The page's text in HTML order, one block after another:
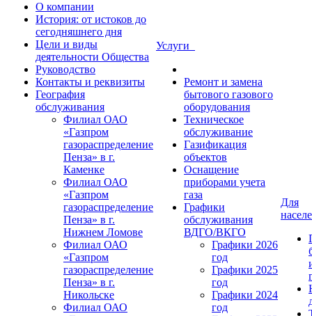
О компании
История: от истоков до
сегодняшнего дня
Цели и виды
деятельности Общества
Руководство
Контакты и реквизиты
География
обслуживания
Филиал ОАО
«Газпром
газораспределение
Пенза» в г.
Каменке
Филиал ОАО
«Газпром
газораспределение
Пенза» в г.
Нижнем Ломове
Филиал ОАО
«Газпром
газораспределение
Пенза» в г.
Никольске
Филиал ОАО
Услуги
Ремонт и замена
бытового газового
оборудования
Техническое
обслуживание
Газификация
объектов
Оснащение
приборами учета
газа
Графики
обслуживания
ВДГО/ВКГО
Графики 2026
год
Графики 2025
год
Графики 2024
год
Для